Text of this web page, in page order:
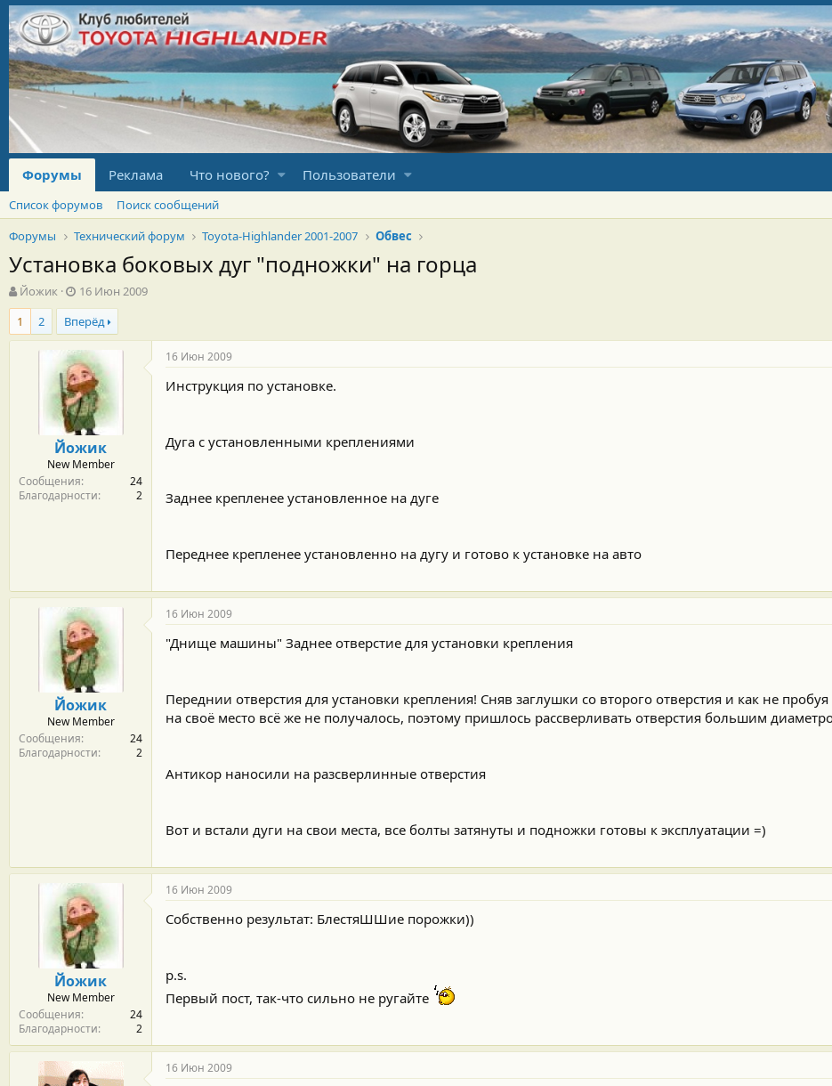
Форумы Реклама Что нового? Пользователи
Список форумов
Поиск сообщений
Форумы
Технический форум Toyota-Highlander 2001-2007 Обвес
Установка боковых дуг "подножки" на горца
А
в
т
о
Йожик
Д
а
т
а
н
а
ч
а
л
а
16 Июн 2009
1
2 Вперёд
Йожик
New Member
Сообщения
24
Благодарности
2
16 Июн 2009
Инструкция по установке.
Дуга с установленными креплениями
Заднее крепленее установленное на дуге
Переднее крепленее установленно на дугу и готово к установке на авто
Йожик
New Member
Сообщения
24
Благодарности
2
16 Июн 2009
"Днище машины" Заднее отверстие для установки крепления
Переднии отверстия для установки крепления! Сняв заглушки со второго отверстия и как не пробуя
на своё место всё же не получалось, поэтому пришлось рассверливать отверстия большим
Антикор наносили на разсверлинные отверстия
Вот и встали дуги на свои места, все болты затянуты и подножки готовы к эксплуатации =)
Йожик
New Member
Сообщения
24
Благодарности
2
16 Июн 2009
Собственно результат: БлестяШШие порожки))
p.s.
Первый пост, так-что сильно не ругайте
16 Июн 2009